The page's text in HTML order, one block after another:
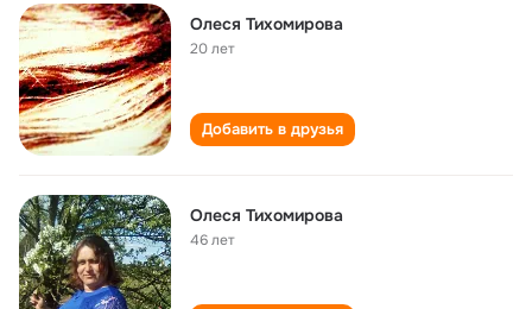
Олеся Тихомирова
20 лет
Добавить в друзья
Олеся Тихомирова
46 лет